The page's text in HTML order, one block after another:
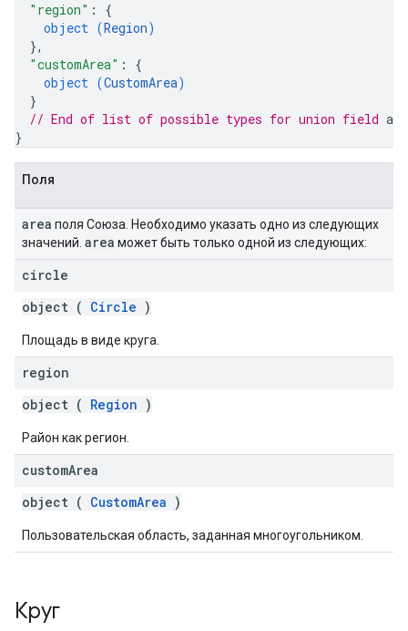
"region" : {
object (Region)
},
"customArea" : {
object (CustomArea)
}
// End of list of possible types for union field
}
Поля
area поля Союза. Необходимо указать одно из следующих
значений. area может быть только одной из следующих:
circle
object ( Circle )
Площадь в виде круга.
region
object ( Region )
Район как регион.
customArea
object ( CustomArea )
Пользовательская область, заданная многоугольником.
Круг